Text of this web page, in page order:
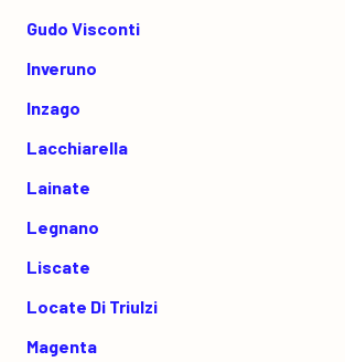
Gudo Visconti
Inveruno
Inzago
Lacchiarella
Lainate
Legnano
Liscate
Locate Di Triulzi
Magenta